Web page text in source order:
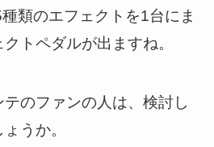
類のエフェクトを1台にま
トペダルが出ますね。
のファンの人は、検討し
うか。